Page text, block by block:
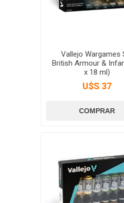
Vallejo Wargames
British Armour &
x 18 ml)
U$S 37